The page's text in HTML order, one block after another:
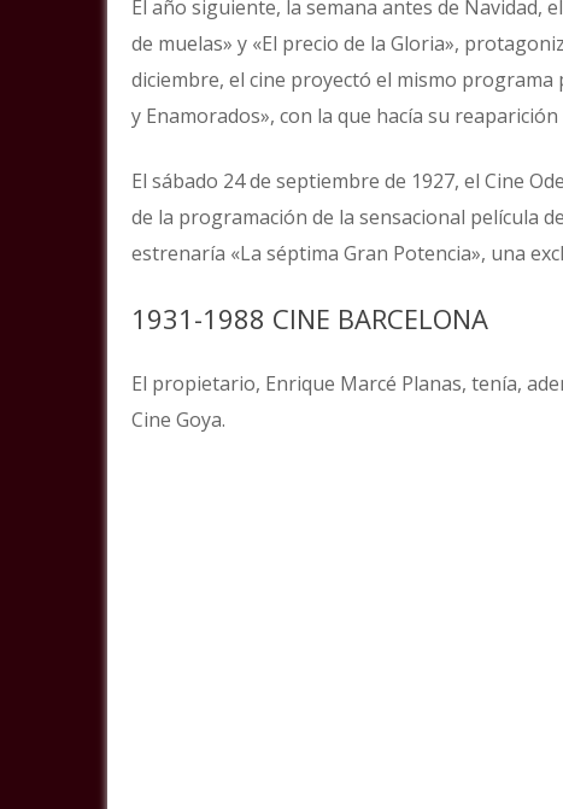
El año siguiente, la semana antes de Navidad,
de muelas» y «El precio de la Gloria»,
diciembre, el cine proyectó el mismo
y Enamorados», con la que hacía su
El sábado 24 de septiembre de 1927, el Cine
de la programación de la sensacional película
estrenaría «La séptima Gran Potencia», una
1931-1988 CINE BARCELONA
El propietario, Enrique Marcé Planas, tenía,
Cine Goya.